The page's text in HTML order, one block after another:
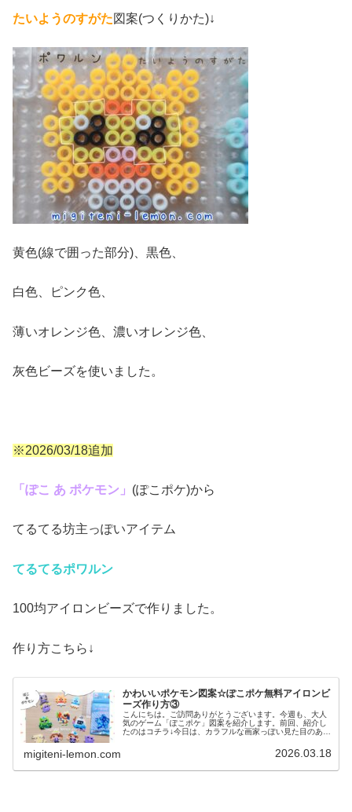
たいようのすがた図案(つくりかた)↓
黄色(線で囲った部分)、黒色、
白色、ピンク色、
薄いオレンジ色、濃いオレンジ色、
灰色ビーズを使いました。
※2026/03/18追加
「ぽこ あ ポケモン」 (ぽこポケ)から
てるてる坊主っぽいアイテム
てるてるポワルン
100均アイロンビーズで作りました。
作り方こちら↓
かわいいポケモン図案☆ぽこポケ無料アイロンビ
ーズ作り方③
こんにちは。ご訪問ありがとうございます。今週も、大人
気のゲーム「ぽこポケ」図案を紹介します。前回、紹介し
たのはコチラ↓今日は、カラフルな画家っぽい見た目のあの
migiteni-lemon.com 2026.03.18